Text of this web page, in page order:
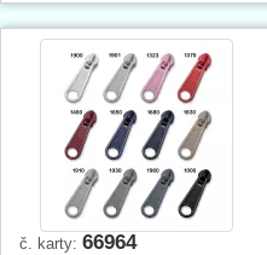
č. karty: 66964